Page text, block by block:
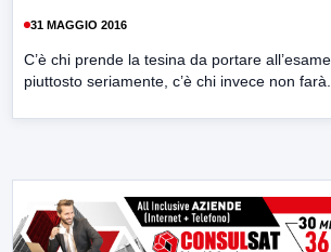
31 MAGGIO 2016
C’è chi prende la tesina da portare
piuttosto seriamente, c’è chi invece non